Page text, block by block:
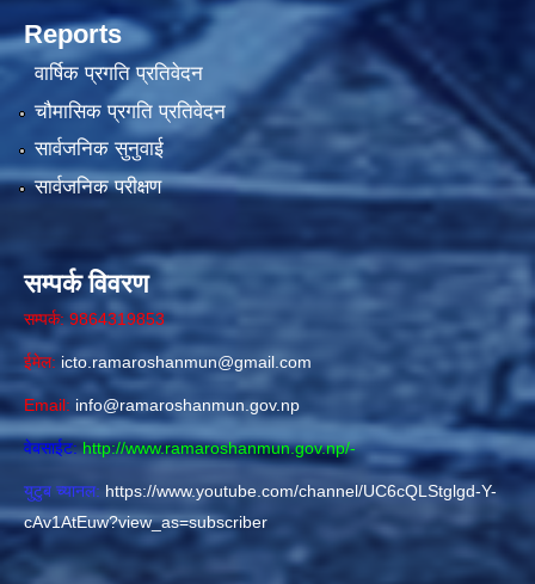
Reports
वार्षिक प्रगति प्रतिवेदन
चौमासिक प्रगति प्रतिवेदन
सार्वजनिक सुनुवाई
सार्वजनिक परीक्षण
सम्पर्क विवरण
सम्पर्क: 9864319853
ईमेल: icto.ramaroshanmun@gmail.com
Email: info@ramaroshanmun.gov.np
वेबसाईट: http://www.ramaroshanmun.gov.np/-
युटुब च्यानल: https://www.youtube.com/channel/UC6cQLStglgd-Y-
cAv1AtEuw?view_as=subscriber